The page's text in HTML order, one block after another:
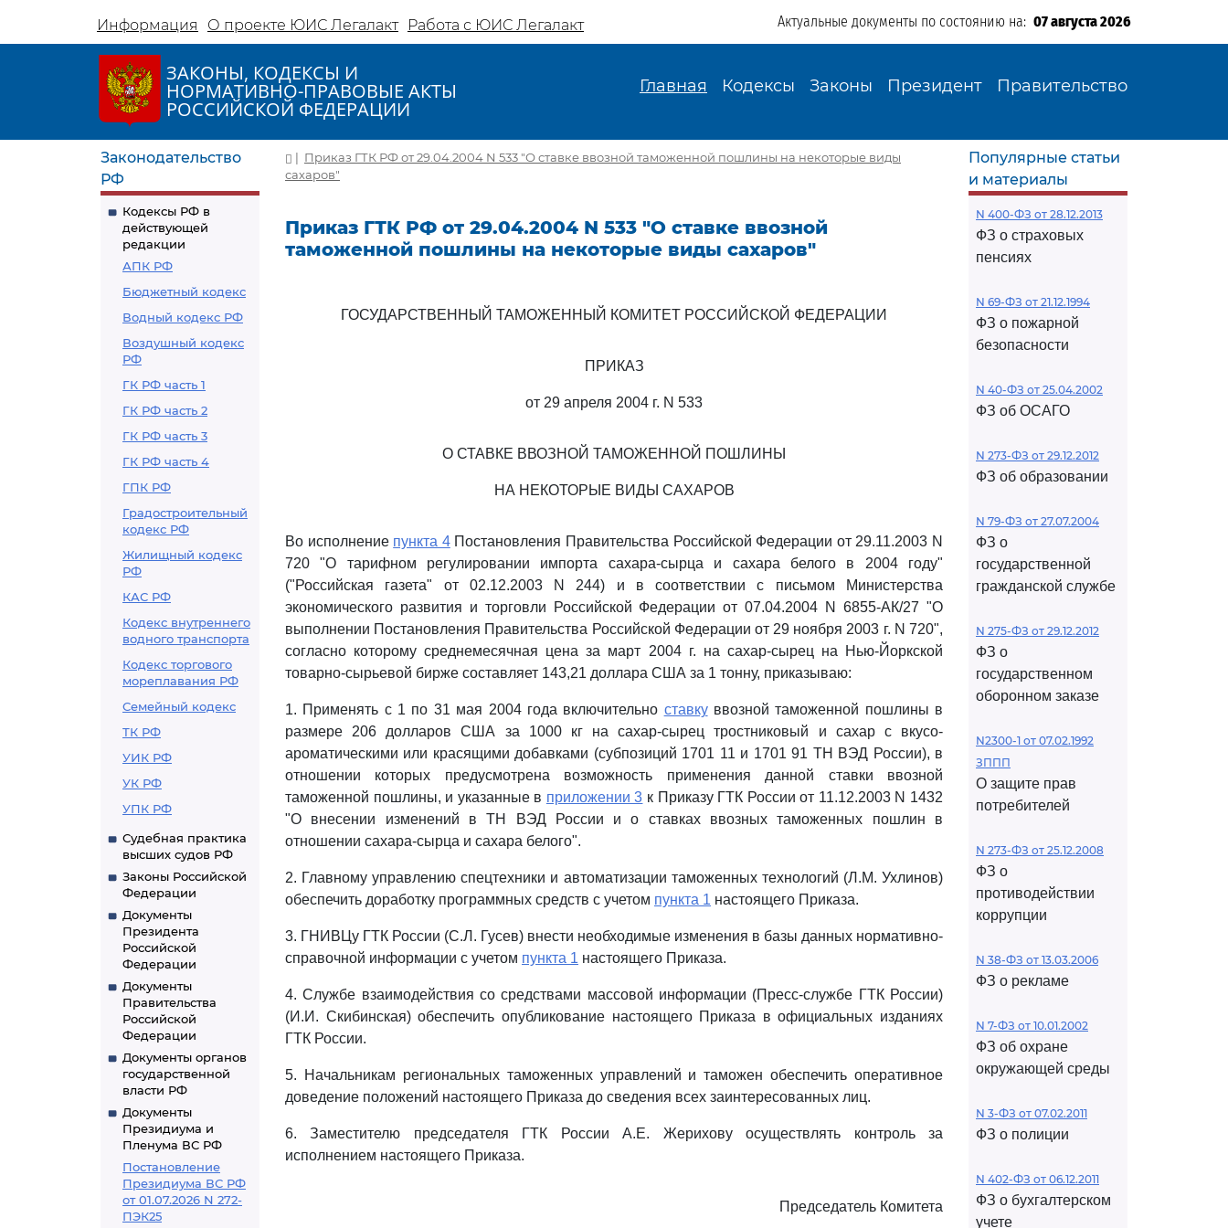
Информация О проекте ЮИС Легалакт Работа с ЮИС Легалакт Актуальные документы по состоянию на: 07 августа 2026
ЗАКОНЫ, КОДЕКСЫ И
НОРМАТИВНО-ПРАВОВЫЕ АКТЫ
РОССИЙСКОЙ ФЕДЕРАЦИИ
Главная Кодексы Законы Президент Правительство
Законодательство
РФ
Кодексы РФ в
действующей
редакции
АПК РФ
Бюджетный кодекс
Водный кодекс РФ
Воздушный кодекс
РФ
ГК РФ часть 1
ГК РФ часть 2
ГК РФ часть 3
ГК РФ часть 4
ГПК РФ
Градостроительный
кодекс РФ
Жилищный кодекс
РФ
КАС РФ
Кодекс внутреннего
водного транспорта
Кодекс торгового
мореплавания РФ
Семейный кодекс
ТК РФ
УИК РФ
УК РФ
УПК РФ
Судебная практика
высших судов РФ
Законы Российской
Федерации
Документы
Президента
Российской
Федерации
Документы
Правительства
Российской
Федерации
Документы органов
государственной
власти РФ
Документы
Президиума и
Пленума ВС РФ
Постановление
Президиума ВС РФ
от 01.07.2026 N 272-
ПЭК25
| Приказ ГТК РФ от 29.04.2004 N 533 "О ставке ввозной таможенной пошлины на некоторые виды
сахаров"
Приказ ГТК РФ от 29.04.2004 N 533 "О ставке ввозной
таможенной пошлины на некоторые виды сахаров"
ГОСУДАРСТВЕННЫЙ ТАМОЖЕННЫЙ КОМИТЕТ РОССИЙСКОЙ ФЕДЕРАЦИИ
ПРИКАЗ
от 29 апреля 2004 г. N 533
О СТАВКЕ ВВОЗНОЙ ТАМОЖЕННОЙ ПОШЛИНЫ
НА НЕКОТОРЫЕ ВИДЫ САХАРОВ
Во исполнение пункта 4Постановления Правительства Российской Федерации от 29.11.2003 N
720 "О тарифном регулировании импорта сахара-сырца и сахара белого в 2004 году"
("Российская газета" от 02.12.2003 N 244) и в соответствии с письмом Министерства
экономического развития и торговли Российской Федерации от 07.04.2004 N 6855-АК/27 "О
выполнении Постановления Правительства Российской Федерации от 29 ноября 2003 г. N 720",
согласно которому среднемесячная цена за март 2004 г. на сахар-сырец на Нью-Йоркской
товарно-сырьевой бирже составляет 143,21 доллара США за 1 тонну, приказываю:
1. Применять с 1 по 31 мая 2004 года включительно ставкуввозной таможенной пошлины в
размере 206 долларов США за 1000 кг на сахар-сырец тростниковый и сахар с вкусо-
ароматическими или красящими добавками (субпозиций 1701 11 и 1701 91 ТН ВЭД России), в
отношении которых предусмотрена возможность применения данной ставки ввозной
таможенной пошлины, и указанные в приложении 3 к Приказу ГТК России от 11.12.2003 N 1432
"О внесении изменений в ТН ВЭД России и о ставках ввозных таможенных пошлин в
отношении сахара-сырца и сахара белого".
2. Главному управлению спецтехники и автоматизации таможенных технологий (Л.М. Ухлинов)
обеспечить доработку программных средств с учетом пункта 1 настоящего Приказа.
3. ГНИВЦу ГТК России (С.Л. Гусев) внести необходимые изменения в базы данных нормативно-
справочной информации с учетом пункта 1 настоящего Приказа.
4. Службе взаимодействия со средствами массовой информации (Пресс-службе ГТК России)
(И.И. Скибинская) обеспечить опубликование настоящего Приказа в официальных изданиях
ГТК России.
5. Начальникам региональных таможенных управлений и таможен обеспечить оперативное
доведение положений настоящего Приказа до сведения всех заинтересованных лиц.
6. Заместителю председателя ГТК России А.Е. Жерихову осуществлять контроль за
исполнением настоящего Приказа.
Председатель Комитета
Популярные статьи
и материалы
N 400-ФЗ от 28.12.2013
ФЗ о страховых
пенсиях
N 69-ФЗ от 21.12.1994
ФЗ о пожарной
безопасности
N 40-ФЗ от 25.04.2002
ФЗ об ОСАГО
N 273-ФЗ от 29.12.2012
ФЗ об образовании
N 79-ФЗ от 27.07.2004
ФЗ о
государственной
гражданской службе
N 275-ФЗ от 29.12.2012
ФЗ о
государственном
оборонном заказе
N2300-1 от 07.02.1992
ЗППП
О защите прав
потребителей
N 273-ФЗ от 25.12.2008
ФЗ о
противодействии
коррупции
N 38-ФЗ от 13.03.2006
ФЗ о рекламе
N 7-ФЗ от 10.01.2002
ФЗ об охране
окружающей среды
N 3-ФЗ от 07.02.2011
ФЗ о полиции
N 402-ФЗ от 06.12.2011
ФЗ о бухгалтерском
учете